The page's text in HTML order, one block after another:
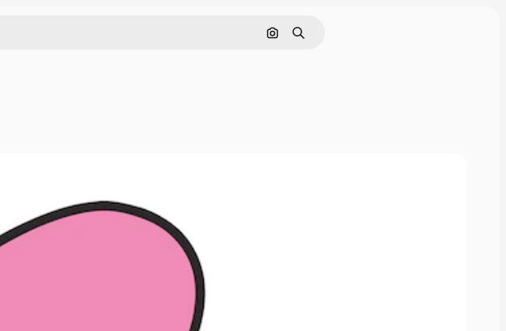
Sök efter bild
Söka